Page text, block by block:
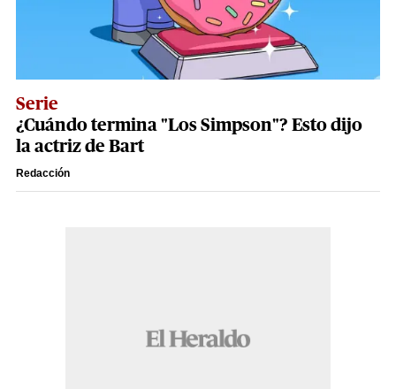
Serie
¿Cuándo termina "Los Simpson"? Esto dijo
la actriz de Bart
Redacción